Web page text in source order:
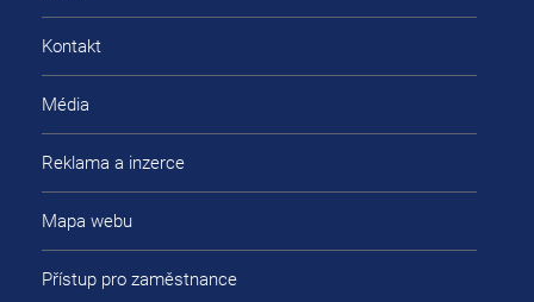
Kontakt
Média
Reklama a inzerce
Mapa webu
Přístup pro zaměstnance